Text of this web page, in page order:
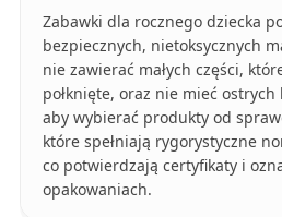
Zabawki dla rocznego dziecka
bezpiecznych, nietoksycznych
nie zawierać małych części,
połknięte, oraz nie mieć
aby wybierać produkty od
które spełniają rygorystyczne
co potwierdzają certyfikaty i
opakowaniach.